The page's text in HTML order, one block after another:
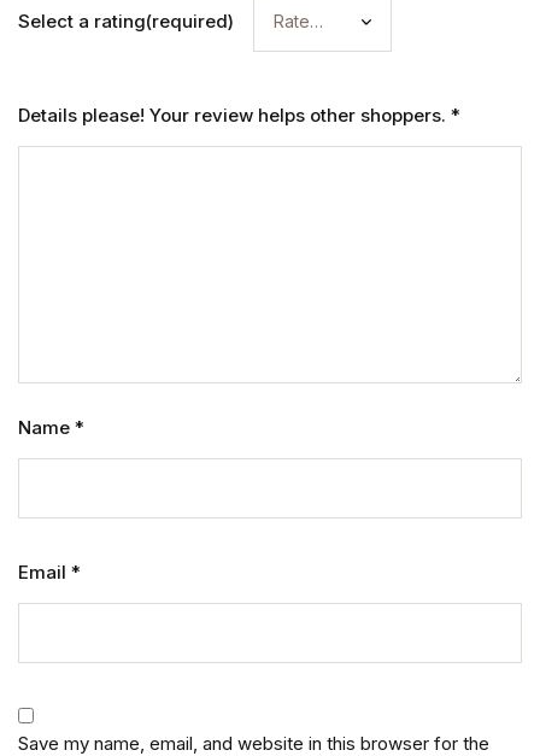
Select a rating(required)
Details please! Your review helps other shoppers. *
Name *
Email *
Save my name, email, and website in this browser for the